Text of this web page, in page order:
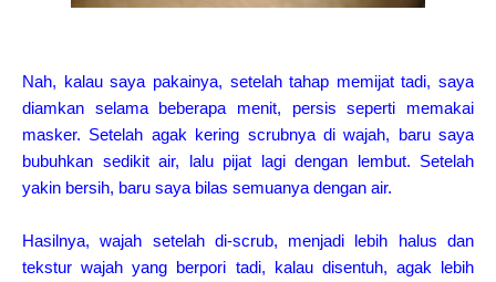
Nah, kalau saya pakainya, setelah tahap memijat tadi, saya
diamkan selama beberapa menit, persis seperti memakai
masker. Setelah agak kering scrubnya di wajah, baru saya
bubuhkan sedikit air, lalu pijat lagi dengan lembut. Setelah
yakin bersih, baru saya bilas semuanya dengan air.
Hasilnya, wajah setelah di-scrub, menjadi lebih halus dan
tekstur wajah yang berpori tadi, kalau disentuh, agak lebih